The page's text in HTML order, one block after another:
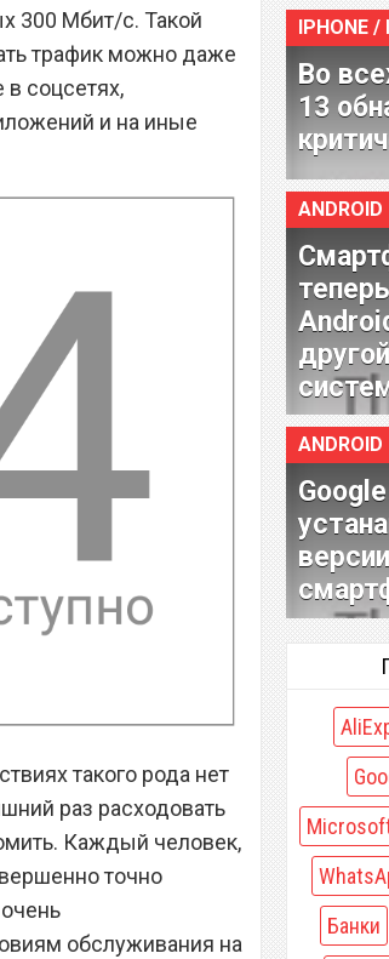
300 Мбит/с. Такой
трафик можно даже
соцсетях,
и на иные
такого рода нет
раз расходовать
Каждый человек,
точно
обслуживания на
IPHONE /
Во
13
ANDROID
ANDROID
Банки